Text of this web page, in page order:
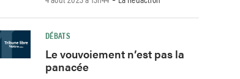
DÉBATS
Le vouvoiement n’est pas la
panacée